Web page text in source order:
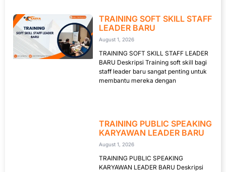
TRAINING SOFT SKILL STAFF
LEADER BARU
August 1, 2026
TRAINING SOFT SKILL STAFF LEADER
BARU Deskripsi Training soft skill bagi
staff leader baru sangat penting untuk
membantu mereka dengan
TRAINING PUBLIC SPEAKING
KARYAWAN LEADER BARU
August 1, 2026
TRAINING PUBLIC SPEAKING
KARYAWAN LEADER BARU Deskripsi